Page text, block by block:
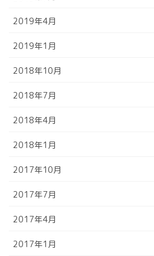
2019年4月
2019年1月
2018年10月
2018年7月
2018年4月
2018年1月
2017年10月
2017年7月
2017年4月
2017年1月